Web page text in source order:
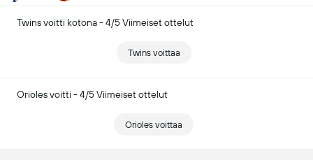
Twins voitti kotona - 4/5 Viimeiset ottelut
Twins voittaa
Orioles voitti - 4/5 Viimeiset ottelut
Orioles voittaa